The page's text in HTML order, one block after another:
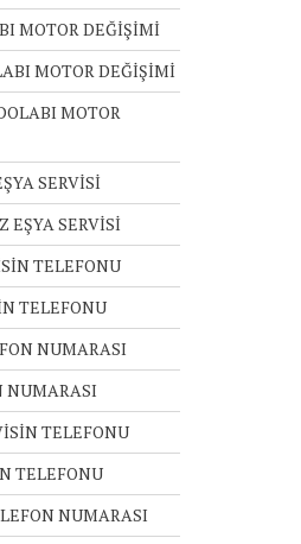
MOTOR DEĞİŞİMİ
MOTOR DEĞİŞİMİ
MOTOR
SERVİSİ
EŞYA SERVİSİ
TELEFONU
TELEFONU
NUMARASI
NUMARASI
TELEFONU
TELEFONU
NUMARASI